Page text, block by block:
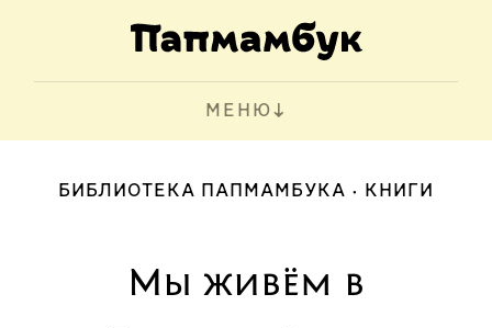
МЕНЮ
БИБЛИОТЕКА ПАПМАМБУКА КНИГИ
Мы живём в